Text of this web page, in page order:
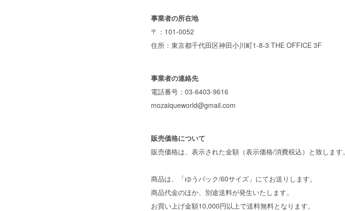
事業者の所在地
〒：101-0052
住所：東京都千代田区神田小川町1-8-3 THE OFFICE 3F
事業者の連絡先
電話番号：03-6403-9616
mozaiqueworld@gmail.com
販売価格について
販売価格は、表示された金額（表示価格/消費税込）と致します。
商品は、「ゆうパック/60サイズ」にてお送りします。
商品代金のほか、別途送料が発生いたします。
お買い上げ金額10,000円以上で送料無料となります。